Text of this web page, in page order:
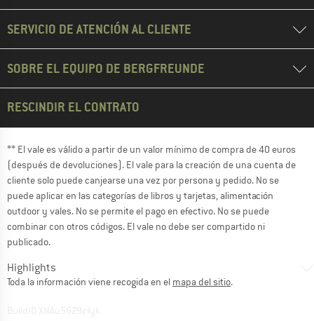
SERVICIO DE ATENCIÓN AL CLIENTE
SOBRE EL EQUIPO DE BERGFREUNDE
RESCINDIR EL CONTRATO
** El vale es válido a partir de un valor mínimo de compra de 40 euros
(después de devoluciones). El vale para la creación de una cuenta de
cliente solo puede canjearse una vez por persona y pedido. No se
puede aplicar en las categorías de libros y tarjetas, alimentación
outdoor y vales. No se permite el pago en efectivo. No se puede
combinar con otros códigos. El vale no debe ser compartido ni
publicado.
Highlights
Toda la información viene recogida en el mapa del sitio.